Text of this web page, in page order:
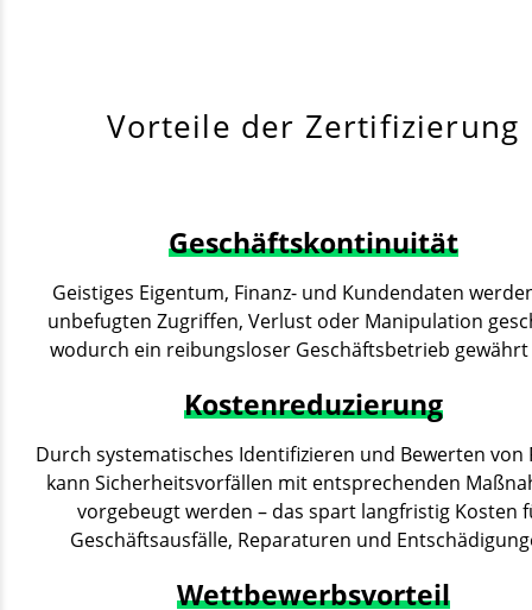
Vorteile der Zertifizierung
Geschäftskontinuität
Geistiges Eigentum, Finanz- und Kundendaten
unbefugten Zugriffen, Verlust oder Manipulation
wodurch ein reibungsloser Geschäftsbetrieb
Kostenreduzierung
Durch systematisches Identifizieren und Bewerten von
kann Sicherheitsvorfällen mit entsprechenden
vorgebeugt werden – das spart langfristig Kosten
Geschäftsausfälle, Reparaturen und
Wettbewerbsvorteil